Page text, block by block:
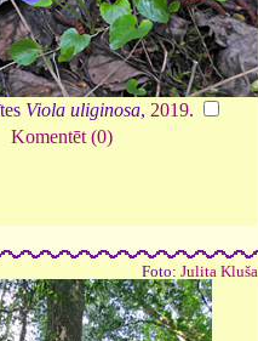
Viola uliginosa, 2019.
Komentēt (0)
Foto: Julita Kluša